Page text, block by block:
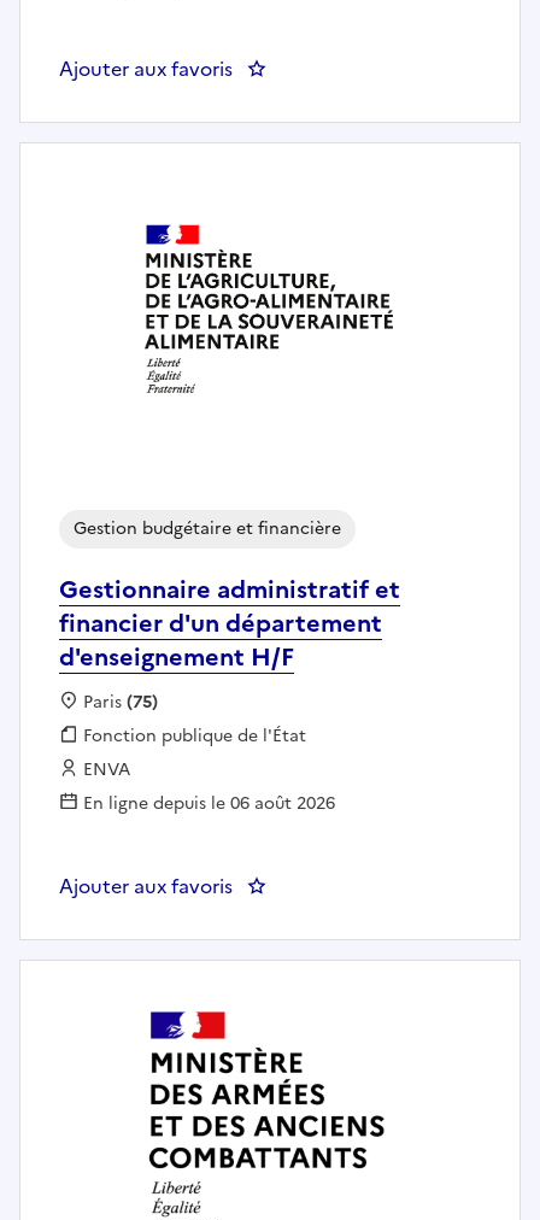
Ajouter aux favoris : Chef(fe) du Bureau Dépenses
Gestionnaire administratif et
financier d'un département
d'enseignement H/F
Gestion budgétaire et financière
Localisation :
Paris(75)
Fonction publique :
Fonction publique de l'État
Employeur :
ENVA
En ligne depuis le 06 août 2026
Ajouter aux favoris : Gestionnaire administratif et